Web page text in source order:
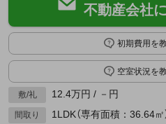
不動産会社
初期費用を
空室状況を
敷/礼 12.4万円 / －円
間取り 1LDK（専有面積：36.64㎡